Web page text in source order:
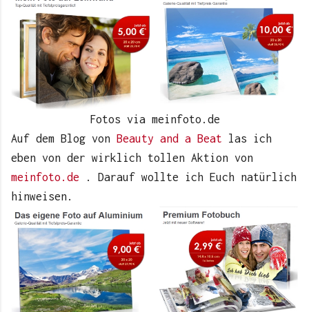
Fotos via meinfoto.de
Auf dem Blog von Beauty and a Beat las ich
eben von der wirklich tollen Aktion von
meinfoto.de . Darauf wollte ich Euch natürlich
hinweisen.